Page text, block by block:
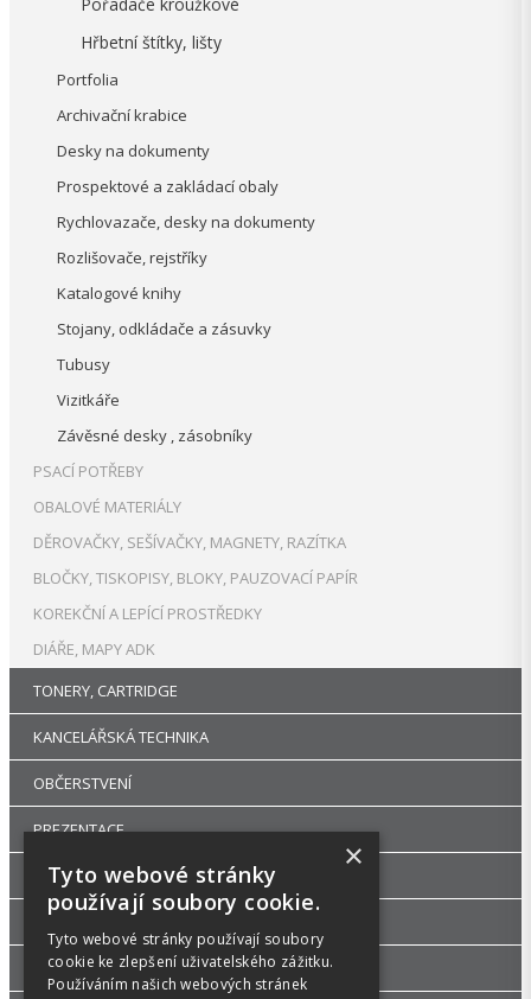
Hřbetní štítky, lišty
Portfolia
Archivační krabice
Desky na dokumenty
Prospektové a zakládací obaly
Rychlovazače, desky na dokumenty
Rozlišovače, rejstříky
Katalogové knihy
Stojany, odkládače a zásuvky
Tubusy
Vizitkáře
Závěsné desky , zásobníky
PSACÍ POTŘEBY
OBALOVÉ MATERIÁLY
DĚROVAČKY, SEŠÍVAČKY, MAGNETY, RAZÍTKA
BLOČKY, TISKOPISY, BLOKY, PAUZOVACÍ PAPÍR
KOREKČNÍ A LEPÍCÍ PROSTŘEDKY
DIÁŘE, MAPY ADK
TONERY, CARTRIDGE
KANCELÁŘSKÁ TECHNIKA
OBČERSTVENÍ
PREZENTACE
DROGERIE
KANCELÁŘSKÝ NÁBYTEK
ŠKOLA, VÝTVARNÉ POTŘEBY
×
Tyto webové stránky
používají soubory cookie.
Tyto webové stránky používají soubory
cookie ke zlepšení uživatelského zážitku.
Používáním našich webových stránek